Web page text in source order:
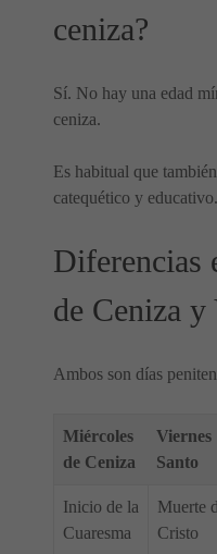
ceniza?
Sí. No hay una edad
ceniza.
Es habitual que
catequético y
Diferencias
de Ceniza y
Ambos son días
Miércoles
de Ceniza
Viernes
Santo
Inicio de la
Cuaresma
Muerte
Cristo